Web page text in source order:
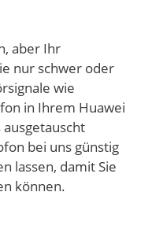
aber Ihr
nur schwer oder
wie
in Ihrem Huawei
bei uns günstig
lassen, damit Sie
können.